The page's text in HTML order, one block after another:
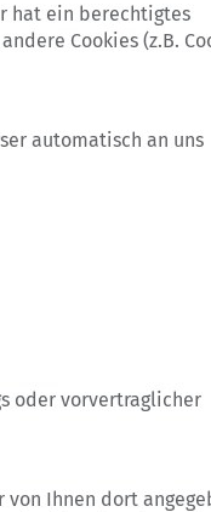
hat ein berechtigtes
Cookies (z.B.
automatisch an uns
oder vorvertraglicher
von Ihnen dort